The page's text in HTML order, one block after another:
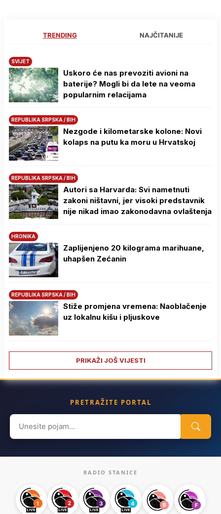
TRENDING NAJČITANIJE
SVIJET
Uskoro će nas prevoziti avioni na
baterije? Mogli bi da lete na veoma
popularnim relacijama
REPUBLIKA SRPSKA / BIH
Nezgode i kilometarske kolone: Novi
kolaps na putu ka moru u Hrvatskoj
REPUBLIKA SRPSKA / BIH
Autori sa Harvarda: Svi nametnuti
zakoni ništavni, jer visoki predstavnik
nije nikad imao zakonodavna ovlaštenja
HRONIKA
Zaplijenjeno 20 kilograma marihuane,
uhapšen Zećanin
REPUBLIKA SRPSKA / BIH
Stiže promjena vremena: Naoblačenje
uz lokalnu kišu i pljuskove
PRIKAŽI JOŠ VIJESTI
PRETRAŽITE PORTAL
Search
for:
RADIO STANICE